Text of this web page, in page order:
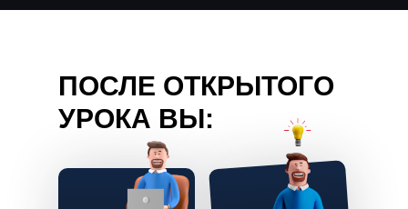
ПОСЛЕ ОТКРЫТОГО
УРОКА ВЫ: